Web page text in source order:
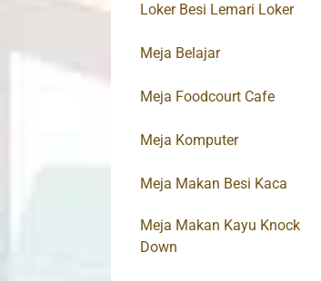
Loker Besi Lemari Loker
Meja Belajar
Meja Foodcourt Cafe
Meja Komputer
Meja Makan Besi Kaca
Meja Makan Kayu Knock
Down